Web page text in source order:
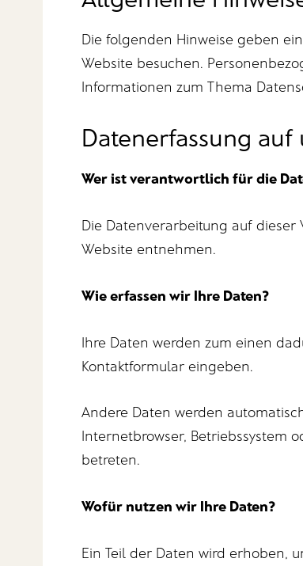
Die folgenden Hinweise geben
Website besuchen.
Informationen zum Thema
Datenerfassung auf
Wer ist verantwortlich für die
Die Datenverarbeitung auf dieser
Website entnehmen.
Wie erfassen wir Ihre Daten?
Ihre Daten werden zum einen
Kontaktformular eingeben.
Andere Daten werden
Internetbrowser, Betriebssystem
betreten.
Wofür nutzen wir Ihre Daten?
Ein Teil der Daten wird erhoben,